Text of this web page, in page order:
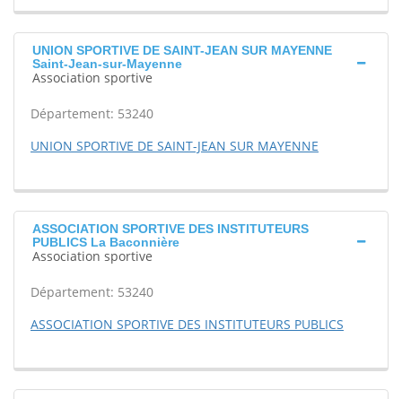
UNION SPORTIVE DE SAINT-JEAN SUR MAYENNE
Saint-Jean-sur-Mayenne
Association sportive
Département: 53240
UNION SPORTIVE DE SAINT-JEAN SUR MAYENNE
ASSOCIATION SPORTIVE DES INSTITUTEURS
PUBLICS La Baconnière
Association sportive
Département: 53240
ASSOCIATION SPORTIVE DES INSTITUTEURS PUBLICS